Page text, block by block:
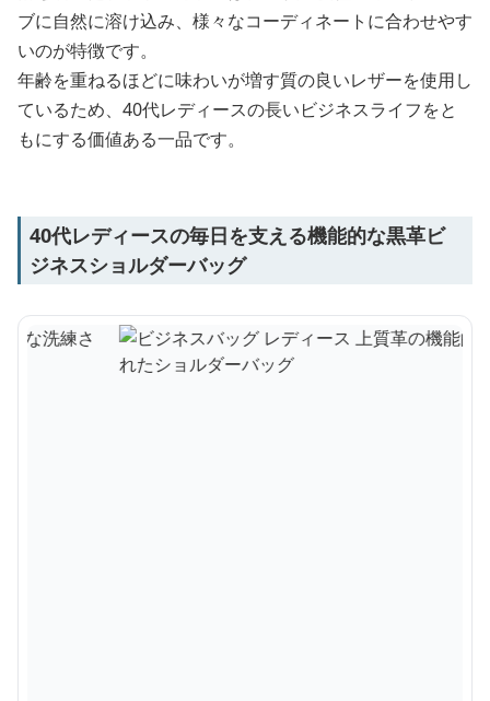
ブに自然に溶け込み、様々なコーディネートに合わせやす
いのが特徴です。
年齢を重ねるほどに味わいが増す質の良いレザーを使用し
ているため、40代レディースの長いビジネスライフをと
もにする価値ある一品です。
40代レディースの毎日を支える機能的な黒革ビ
ジネスショルダーバッグ